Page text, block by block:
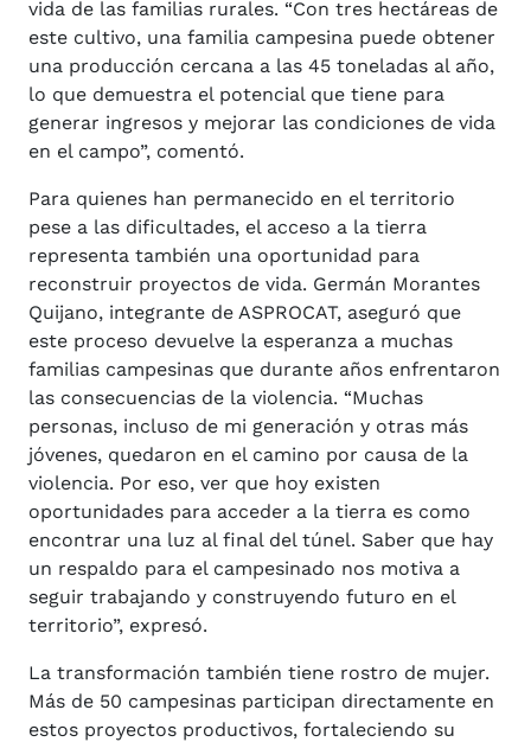
vida de las familias rurales. “Con tres hectáreas de
este cultivo, una familia campesina puede obtener
una producción cercana a las 45 toneladas al año,
lo que demuestra el potencial que tiene para
generar ingresos y mejorar las condiciones de vida
en el campo”, comentó.
Para quienes han permanecido en el territorio
pese a las dificultades, el acceso a la tierra
representa también una oportunidad para
reconstruir proyectos de vida. Germán Morantes
Quijano, integrante de ASPROCAT, aseguró que
este proceso devuelve la esperanza a muchas
familias campesinas que durante años enfrentaron
las consecuencias de la violencia. “Muchas
personas, incluso de mi generación y otras más
jóvenes, quedaron en el camino por causa de la
violencia. Por eso, ver que hoy existen
oportunidades para acceder a la tierra es como
encontrar una luz al final del túnel. Saber que hay
un respaldo para el campesinado nos motiva a
seguir trabajando y construyendo futuro en el
territorio”, expresó.
La transformación también tiene rostro de mujer.
Más de 50 campesinas participan directamente en
estos proyectos productivos, fortaleciendo su